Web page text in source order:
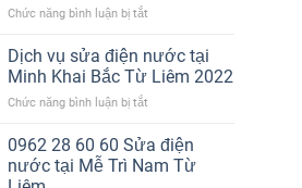
0962286060
Chức năng bình luận bị tắt
điện
nước
tại
năm
2022
Dịch vụ sửa điện nước tại
Minh Khai Bắc Từ Liêm 2022
Chức năng bình luận bị tắt
vụ
điện
0962 28 60 60 Sửa điện
nước tại Mễ Trì Nam Từ